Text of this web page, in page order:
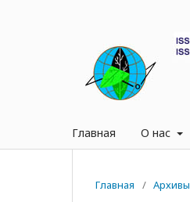
Главная О нас
Главная / Архивы